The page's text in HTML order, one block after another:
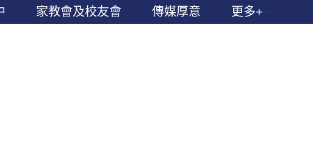
家教會及校友會 傳媒厚意 更多+